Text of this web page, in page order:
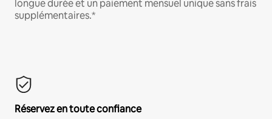
longue durée et un paiement mensuel unique sans frais
supplémentaires.*
Réservez en toute confiance